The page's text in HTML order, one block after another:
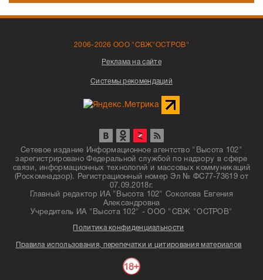
2006-2026 ООО "СВЖ"ОСТРОВ"
Реклама на сайте
Системы рекомендаций
Сетевое издание Информационное агентство "Высота 102"
зарегистрировано Федеральной службой по надзору в сфере
связи, информационных технологий и массовых коммуникаций
(Роскомнадзор). Регистрационный номер Эл № ФС77-73619 от
07.09.2018г.
Главный редактор ИА "Высота 102" Соколова Евгения
Александровна
Учредитель ИА "Высота 102" - ООО "СВЖ "ОСТРОВ"
Политика конфиденциальности
Правила использования, перепечатки и цитирования материалов